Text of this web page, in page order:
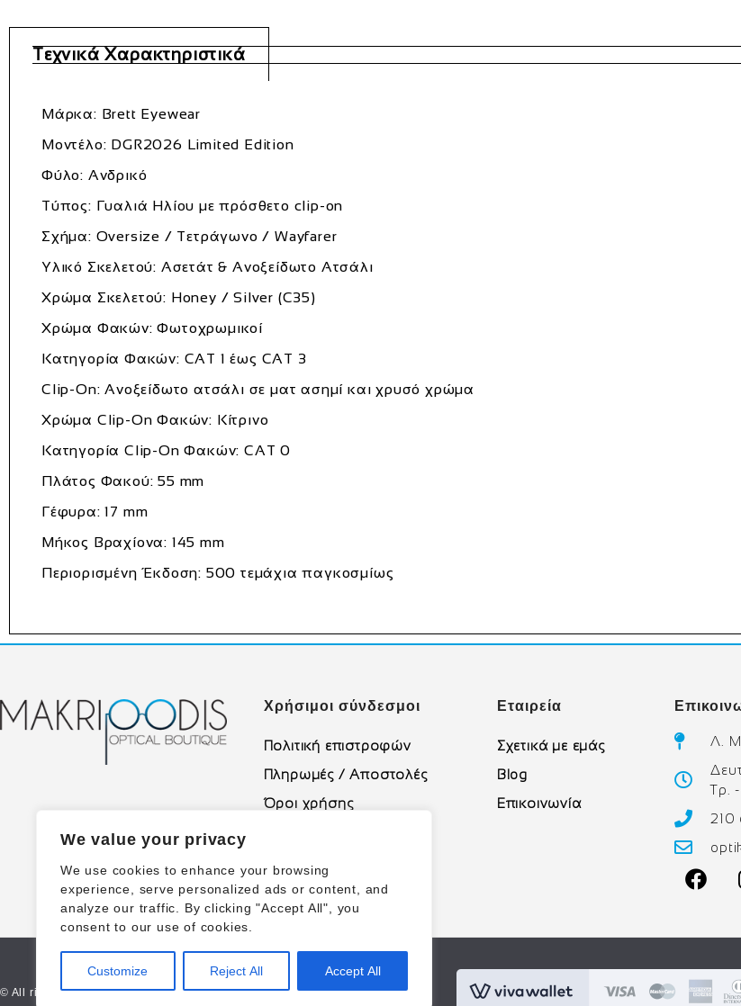
We value your privacy
We use cookies to enhance your browsing
experience, serve personalized ads or content, and
analyze our traffic. By clicking "Accept All", you
consent to our use of cookies.
Customize Reject All Accept All
Τεχνικά Χαρακτηριστικά
Μάρκα: Brett Eyewear
Μοντέλο: DGR2026 Limited Edition
Φύλο: Ανδρικό
Τύπος: Γυαλιά Ηλίου με πρόσθετο clip-on
Σχήμα: Oversize / Τετράγωνο / Wayfarer
Υλικό Σκελετού: Ασετάτ & Ανοξείδωτο Ατσάλι
Χρώμα Σκελετού: Honey / Silver (C35)
Χρώμα Φακών: Φωτοχρωμικοί
Κατηγορία Φακών: CAT 1 έως CAT 3
Clip-On: Ανοξείδωτο ατσάλι σε ματ ασημί και χρυσό χρώμα
Χρώμα Clip-On Φακών: Κίτρινο
Κατηγορία Clip-On Φακών: CAT 0
Πλάτος Φακού: 55 mm
Γέφυρα: 17 mm
Μήκος Βραχίονα: 145 mm
Περιορισμένη Έκδοση: 500 τεμάχια παγκοσμίως
Χρήσιμοι σύνδεσμοι
Πολιτική επιστροφών
Πληρωμές / Αποστολές
Όροι χρήσης
Εταιρεία
Σχετικά με εμάς
Blog
Επικοινωνία
Λ.
Τρ.
210
© All rights reserved | Made with ❤ Proudly created by Corne.gr